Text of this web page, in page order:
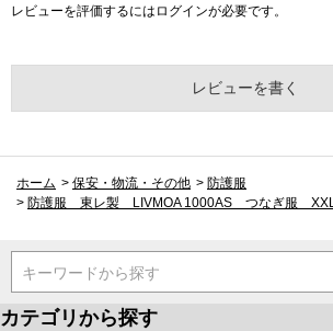
レビューを評価するには ログインが必要です。
レビューを書く
ホーム > 保安・物流・その他 > 防護服
> 防護服 東レ製 LIVMOA 1000AS つなぎ服 XXL
キーワードから探す
カテゴリから探す